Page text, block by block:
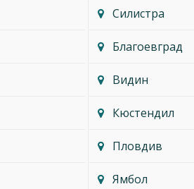
Силистра
Благоевград
Видин
Кюстендил
Пловдив
Ямбол